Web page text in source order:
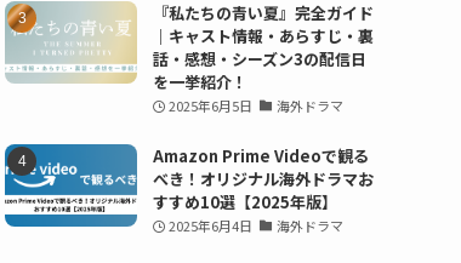
『私たちの青い夏』完全ガイド
｜キャスト情報・あらすじ・裏
話・感想・シーズン3の配信日
を一挙紹介！
2025年6月5日 海外ドラマ
Amazon Prime Videoで観る
べき！オリジナル海外ドラマお
すすめ10選【2025年版】
2025年6月4日 海外ドラマ